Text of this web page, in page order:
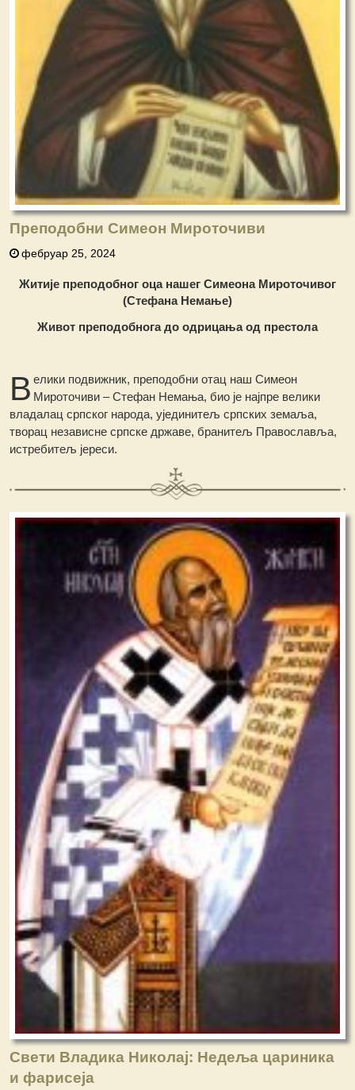
Преподобни Симеон Мироточиви
фебруар 25, 2024
Житије преподобног оца нашег Симеона Мироточивог
(Стефана Немање)
Живот преподобнога до одрицања од престола
В елики подвижник, преподобни отац наш Симеон
Мироточиви – Стефан Немања, био је најпре велики
владалац српског народа, ујединитељ српских земаља,
творац независне српске државе, бранитељ Православља,
истребитељ јереси.
Свети Владика Николај: Недеља цариника
и фарисеја